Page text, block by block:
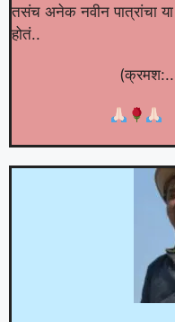
तसंच अनेक नवीन पात्रांचा
होतं..